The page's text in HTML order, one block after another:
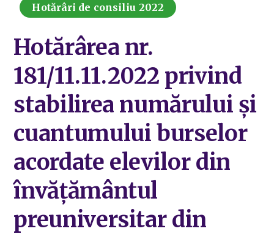
Hotărâri de consiliu 2022
Hotărârea nr.
181/11.11.2022 privind
stabilirea numărului şi
cuantumului burselor
acordate elevilor din
învăţământul
preuniversitar din